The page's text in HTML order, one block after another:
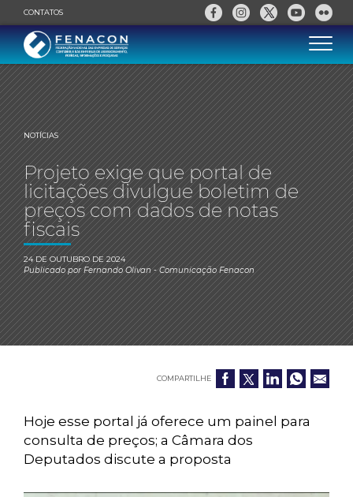
CONTATOS
NOTÍCIAS
Projeto exige que portal de
licitações divulgue boletim de
preços com dados de notas
fiscais
24 DE OUTUBRO DE 2024
Publicado porFernando Olivan- Comunicação Fenacon
COMPARTILHE
Hoje esse portal já oferece um painel para
consulta de preços; a Câmara dos
Deputados discute a proposta